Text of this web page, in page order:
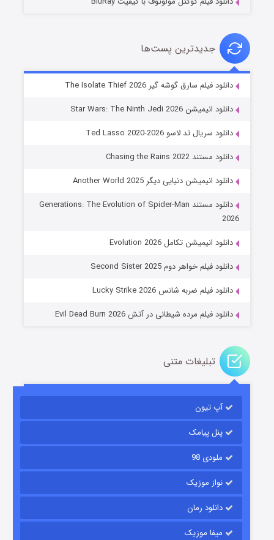
خاندان اژدها فصل ۳
جادوگری در مغولستان
باب اسفنجی فصل ۱۷
قسمت۶ (زیرنویس) منتشر شد
جدیدترین پست‌ها
دانلود فیلم سارق گوشه گیر The Isolate Thief 2026
دانلود انیمیشن Star Wars: The Ninth Jedi 2026
دانلود سریال تد لاسو Ted Lasso 2020-2026
دانلود مستند Chasing the Rains 2022
دانلود انیمیشن دنیایی دیگر Another World 2025
دانلود مستند Generations: The Evolution of Spider-Man
2026
دانلود انیمیشن تکامل Evolution 2026
دانلود فیلم خواهر دوم Second Sister 2025
دانلود فیلم ضربه شانس Lucky Strike 2026
دانلود فیلم مرده شیطانی در آتش Evil Dead Burn 2026
تبلیغات متنی
آپ تیون
پنل پیامک
ملودی 98
نواز موزیک
دانلود رمان
میفا موزیک